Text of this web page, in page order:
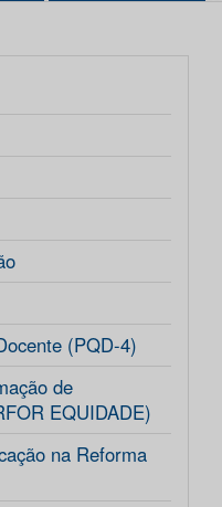
(PQD-4)
de
EQUIDADE)
na Reforma